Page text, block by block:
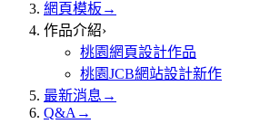
網頁模板 →
作品介紹›
桃園網頁設計作品
桃園JCB網站設計新作
最新消息 →
Q&A →